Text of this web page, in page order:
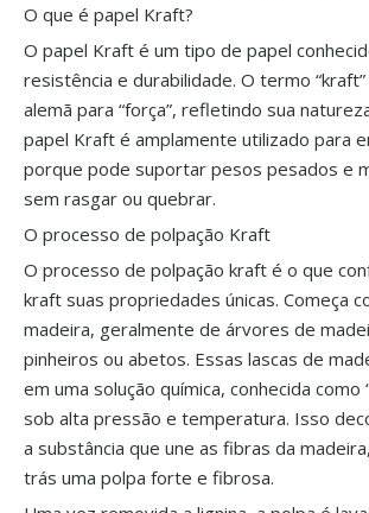
O que é papel Kraft?
O papel Kraft é um tipo de papel
resistência e durabilidade. O termo
alemã para “força”, refletindo sua
papel Kraft é amplamente utilizado para
porque pode suportar pesos pesados ​​e
sem rasgar ou quebrar.
O processo de polpação Kraft
O processo de polpação kraft é o que
kraft suas propriedades únicas. Começa
madeira, geralmente de árvores de
pinheiros ou abetos. Essas lascas de
em uma solução química, conhecida como
sob alta pressão e temperatura. Isso
a substância que une as fibras da
trás uma polpa forte e fibrosa.